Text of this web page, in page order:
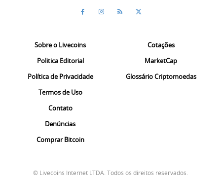
Sobre o Livecoins
Politica Editorial
Política de Privacidade
Termos de Uso
Contato
Denúncias
Comprar Bitcoin
Cotações
MarketCap
Glossário Criptomoedas
© Livecoins Internet LTDA. Todos os direitos reservados.